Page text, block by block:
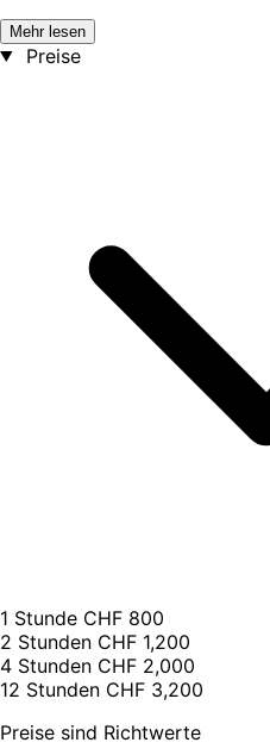
Mehr lesen
Preise
1 Stunde CHF 800
2 Stunden CHF 1,200
4 Stunden CHF 2,000
12 Stunden CHF 3,200
Preise sind Richtwerte